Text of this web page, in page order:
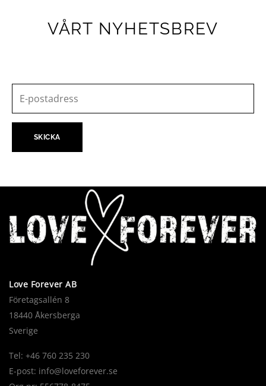
VÅRT NYHETSBREV
Love Forever AB
Företagsallén 8
18440 Åkersberga
Sverige
Tel: +46 760 235 230
E-post: info@loveforever.se